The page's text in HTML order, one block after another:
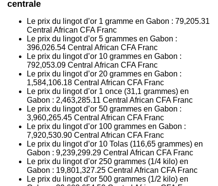
centrale
Le prix du lingot d’or 1 gramme en Gabon : 79,205.31
Central African CFA Franc
Le prix du lingot d’or 5 grammes en Gabon :
396,026.54 Central African CFA Franc
Le prix du lingot d’or 10 grammes en Gabon :
792,053.09 Central African CFA Franc
Le prix du lingot d’or 20 grammes en Gabon :
1,584,106.18 Central African CFA Franc
Le prix du lingot d’or 1 once (31,1 grammes) en
Gabon : 2,463,285.11 Central African CFA Franc
Le prix du lingot d’or 50 grammes en Gabon :
3,960,265.45 Central African CFA Franc
Le prix du lingot d’or 100 grammes en Gabon :
7,920,530.90 Central African CFA Franc
Le prix du lingot d’or 10 Tolas (116,65 grammes) en
Gabon : 9,239,299.29 Central African CFA Franc
Le prix du lingot d’or 250 grammes (1/4 kilo) en
Gabon : 19,801,327.25 Central African CFA Franc
Le prix du lingot d’or 500 grammes (1/2 kilo) en